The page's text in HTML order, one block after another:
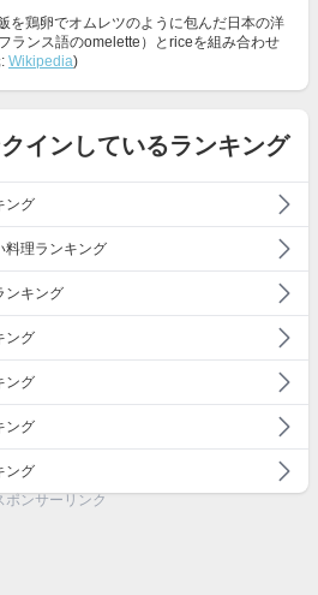
を鶏卵でオムレツのように包んだ日本の洋
ランス語のomelette）とriceを組み合わせ
Wikipedia)
インしているランキング
ング
料理ランキング
ンキング
ング
ング
ング
ング
ポンサーリンク